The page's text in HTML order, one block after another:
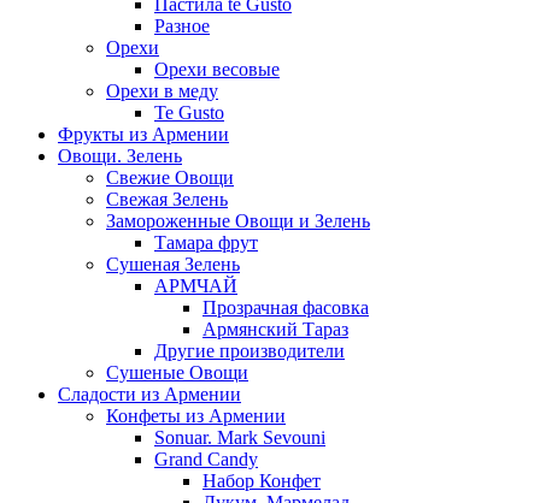
Пастила te Gusto
Разное
Орехи
Орехи весовые
Орехи в меду
Te Gusto
Фрукты из Армении
Овощи. Зелень
Свежие Овощи
Свежая Зелень
Замороженные Овощи и Зелень
Тамара фрут
Сушеная Зелень
АРМЧАЙ
Прозрачная фасовка
Армянский Тараз
Другие производители
Сушеные Овощи
Сладости из Армении
Конфеты из Армении
Sonuar. Mark Sevouni
Grand Candy
Набор Конфет